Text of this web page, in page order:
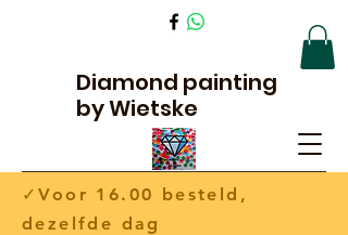
Diamond painting
by Wietske
✓Voor 16.00 besteld,
dezelfde dag